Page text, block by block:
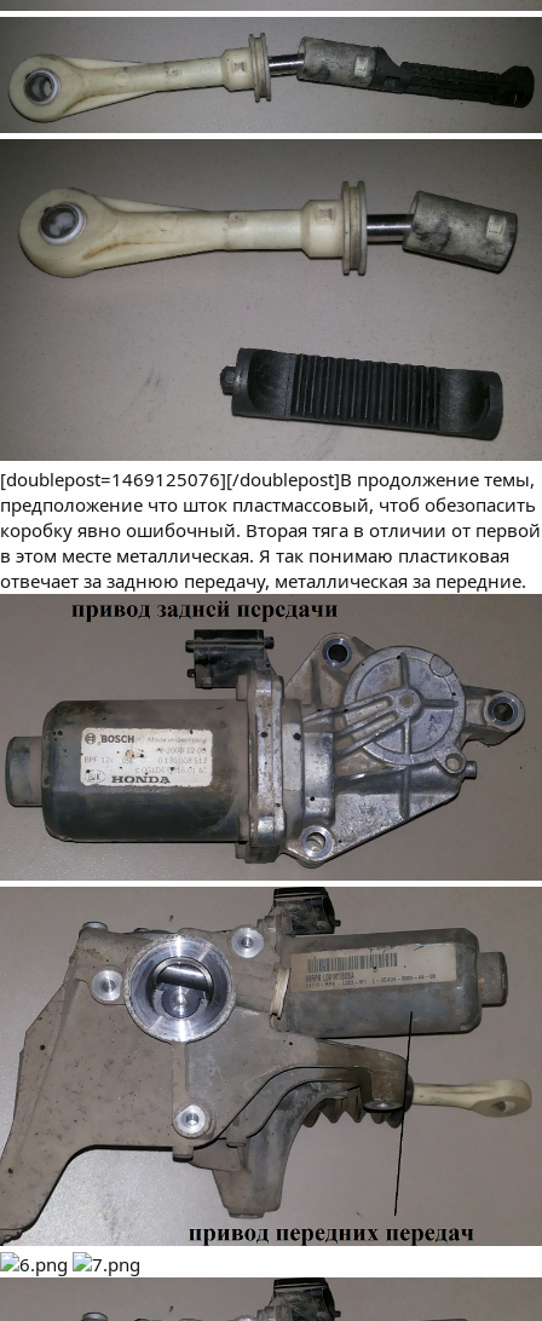
[doublepost=1469125076][/doublepost]В продолжение темы,
предположение что шток пластмассовый, чтоб обезопасить
коробку явно ошибочный. Вторая тяга в отличии от первой
в этом месте металлическая. Я так понимаю пластиковая
отвечает за заднюю передачу, металлическая за передние.